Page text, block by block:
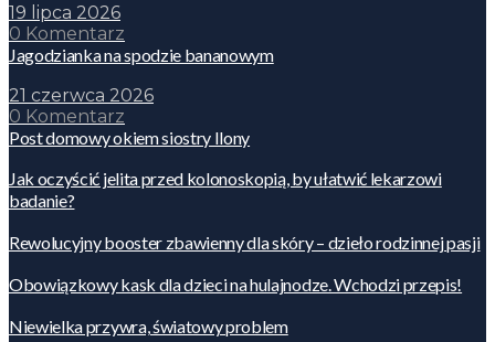
19 lipca 2026
0 Komentarz
Jagodzianka na spodzie bananowym
21 czerwca 2026
0 Komentarz
Post domowy okiem siostry Ilony
Jak oczyścić jelita przed kolonoskopią, by ułatwić lekarzowi
badanie?
Rewolucyjny booster zbawienny dla skóry – dzieło rodzinnej pasji
Obowiązkowy kask dla dzieci na hulajnodze. Wchodzi przepis!
Niewielka przywra, światowy problem